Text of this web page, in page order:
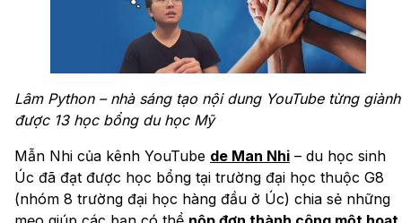
Lâm Python – nhà sáng tạo nội dung YouTube từng giành
được 13 học bổng du học Mỹ
Mẫn Nhi của kênh YouTube de Man Nhi – du học sinh
Úc đã đạt được học bổng tại trường đại học thuộc G8
(nhóm 8 trường đại học hàng đầu ở Úc) chia sẻ những